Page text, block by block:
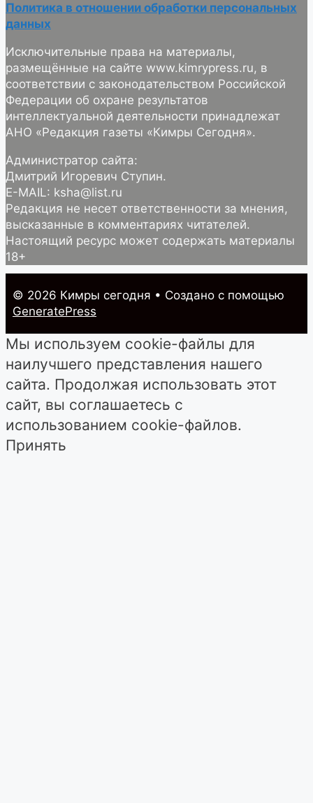
Политика в отношении обработки персональных
данных
Исключительные права на материалы,
размещённые на сайте www.kimrypress.ru, в
соответствии с законодательством Российской
Федерации об охране результатов
интеллектуальной деятельности принадлежат
АНО «Редакция газеты «Кимры Сегодня».
Администратор сайта:
Дмитрий Игоревич Ступин.
E-MAIL: ksha@list.ru
Редакция не несет ответственности за мнения,
высказанные в комментариях читателей.
Настоящий ресурс может содержать материалы
18+
© 2026 Кимры cегодня • Создано с помощью
GeneratePress
Мы используем cookie-файлы для
наилучшего представления нашего
сайта. Продолжая использовать этот
сайт, вы соглашаетесь с
использованием cookie-файлов.
Принять